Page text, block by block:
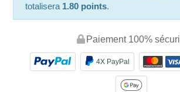
totalisera 1.80 points.
Paiement 100%
4X PayPal